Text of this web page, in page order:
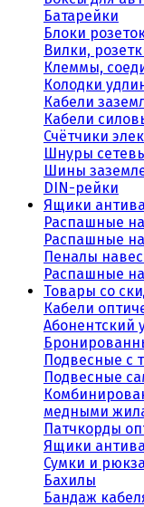
Батарейки
Блоки
Вилки,
Клеммы,
Колодки
Кабели
Кабели
Счётчики
Шнуры
Шины
DIN-рейки
Ящики
Распашные
Распашные
Пеналы
Распашные
Товары со
Кабели
Абонентский
Подвесные с
Подвесные
медными
Патчкорды
Ящики
Сумки и
Бахилы
Бандаж